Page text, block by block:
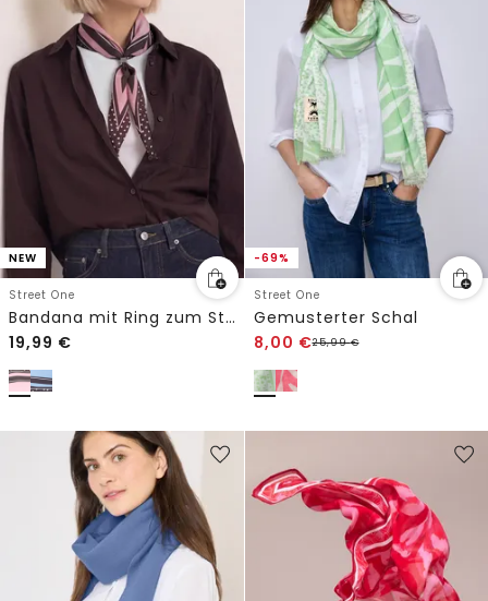
NEW
Street One
Bandana mit Ring zum Stylen
19,99 €
-69%
Street One
Gemusterter Schal
8,00 €25,99€